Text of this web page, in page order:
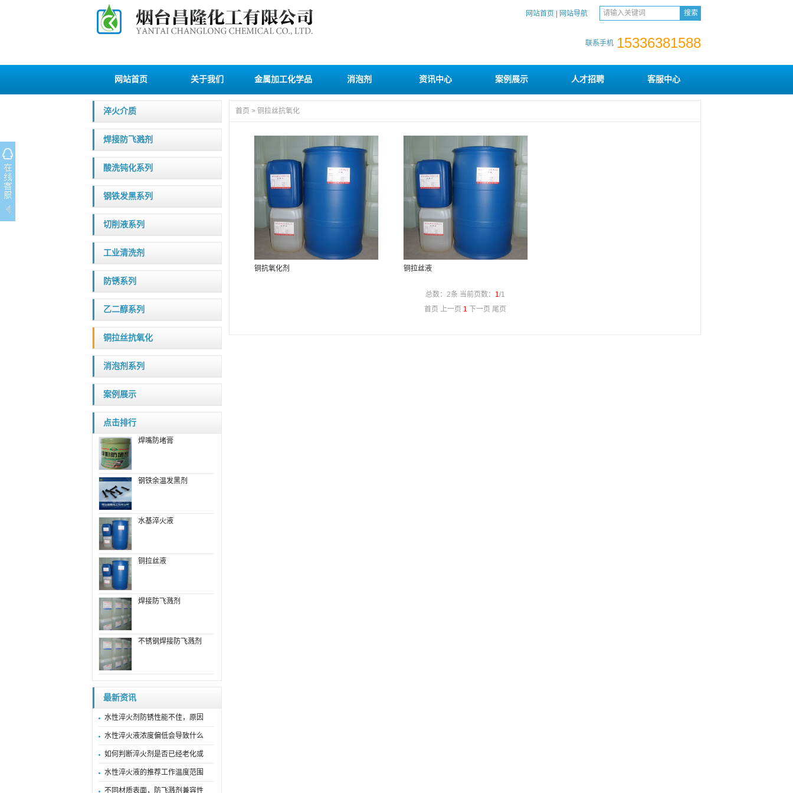
网站首页 网站导航
联系手机 15336381588
网站首页 关于我们 金属加工化学品 消泡剂 资讯中心 案例展示 人才招聘 客服中心
淬火介质
焊接防飞溅剂
酸洗钝化系列
钢铁发黑系列
切削液系列
工业清洗剂
防锈系列
乙二醇系列
铜拉丝抗氧化
消泡剂系列
案例展示
点击排行
焊嘴防堵膏
钢铁余温发黑剂
水基淬火液
铜拉丝液
焊接防飞溅剂
不锈钢焊接防飞溅剂
最新资讯
水性淬火剂防锈性能不佳，原因
水性淬火液浓度偏低会导致什么
如何判断淬火剂是否已经老化或
水性淬火液的推荐工作温度范围
不同材质表面，防飞溅剂兼容性
首页 > 铜拉丝抗氧化
铜抗氧化剂 铜拉丝液
总数：2条 当前页数： 1/1
首页 上一页 1 下一页 尾页